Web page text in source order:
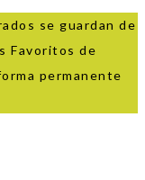
se guardan de
Favoritos de
permanente